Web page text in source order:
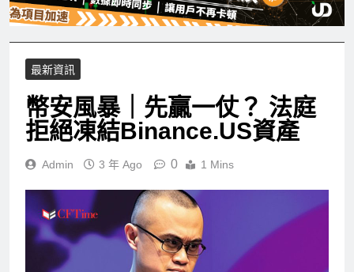
最新資訊
幣安風暴｜先贏一仗？ 法庭
拒絕凍結Binance.US資產
Admin 3 年 Ago 0 1 Mins